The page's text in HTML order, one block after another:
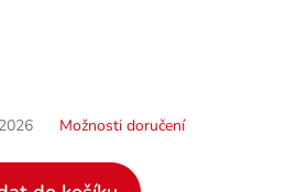
Možnosti doručení